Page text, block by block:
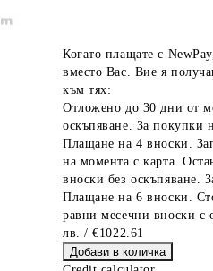
Когато плащате с
вместо Вас. Вие я
към тях:
Отложено до 30 дни от
оскъпяване. За покупки
Плащане на 4 вноски.
на момента с карта.
вноски без оскъпяване.
Плащане на 6 вноски.
равни месечни вноски с
лв. / €1022.61